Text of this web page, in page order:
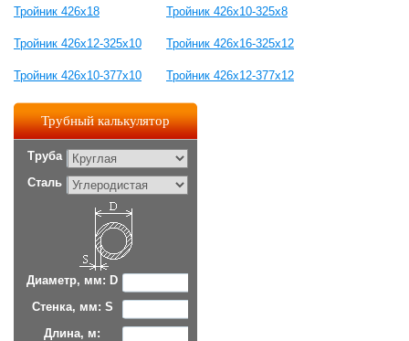
Тройник 426х18 Тройник 426х10-325х8
Тройник 426х12-325х10 Тройник 426х16-325х12
Тройник 426х10-377х10 Тройник 426х12-377х12
Трубный калькулятор
Труба
Сталь
Диаметр, мм: D
Стенка, мм: S
Длина, м: